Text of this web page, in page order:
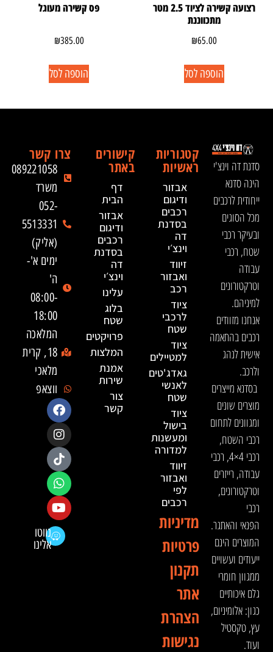
רצועה קשירה לציוד 2.5 מטר
מתכווננת
₪65.00
הוספה לסל
פס קשירה מעוגל
₪385.00
הוספה לסל
סדנת דה וינצ'י
הינה סדנא
ייחודית לרכבים
מכל הסוגים
ובעיקר רכבי
שטח, רכבי
עבודה
וטרקטורונים
למיניהם.
אנחנו מזוודים
רכבים בהתאמה
אישית לנהג
ולרכב.
בסדנא מייצרים
מוצרים שונים
ומגוונים לתחום
רכבי השטח,
רכבי 4×4, רכבי
עבודה, רייזרים
וטרקטורונים,
רכבי
הפנאי והאתגר.
המוצרים הינם
ייעודים ועשויים
ממגוון חומרי
גלם איכותיים
כגון: אלומיניום,
עץ, טקסטיל
ועוד.
קטגוריות
ראשיות
אבזור
ודיגום
רכבים
בסדנת
דה
וינצ׳י
זיווד
ואבזור
רכב
ציוד
לרכבי
שטח
ציוד
למטיילים
גאדג'טים
לאנשי
שטח
ציוד
בישול
ומעשנות
למדורה
זיווד
ואבזור
לפי
רכבים
מדיניות
פרטיות
תקנון
אתר
הצהרת
נגישות
קישורים
באתר
דף
הבית
אבזור
ודיגום
רכבים
בסדנת
דה
וינצ׳י
עלינו
בלוג
שטח
פרויקטים
המלצות
אמנת
שירות
צור
קשר
צרו קשר
089221058
משרד
052-
5513331
(אליק)
ימים א'-
ה'
08:00-
18:00
המלאכה
18, קרית
מלאכי
ווצאפ
נווטו
אלינו